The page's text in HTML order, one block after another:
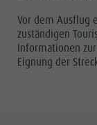
Vor dem Ausflug
zuständigen
Informationen
Eignung der